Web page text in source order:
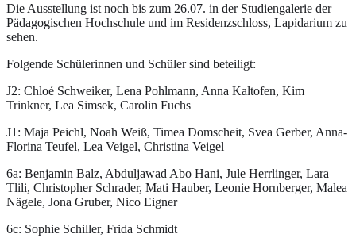
Die Ausstellung ist noch bis zum 26.07. in der Studiengalerie der
Pädagogischen Hochschule und im Residenzschloss, Lapidarium zu
sehen.
Folgende Schülerinnen und Schüler sind beteiligt:
J2: Chloé Schweiker, Lena Pohlmann, Anna Kaltofen, Kim
Trinkner, Lea Simsek, Carolin Fuchs
J1: Maja Peichl, Noah Weiß, Timea Domscheit, Svea Gerber, Anna-
Florina Teufel, Lea Veigel, Christina Veigel
6a: Benjamin Balz, Abduljawad Abo Hani, Jule Herrlinger, Lara
Tlili, Christopher Schrader, Mati Hauber, Leonie Hornberger, Malea
Nägele, Jona Gruber, Nico Eigner
6c: Sophie Schiller, Frida Schmidt